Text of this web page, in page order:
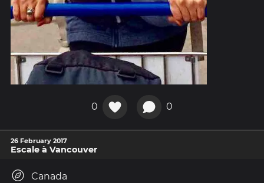
0 0
26 February 2017
Escale à Vancouver
Canada